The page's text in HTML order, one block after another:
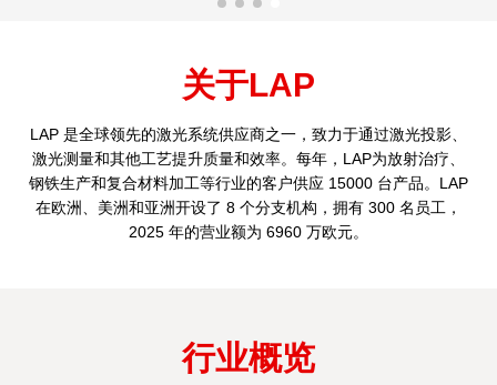
关于LAP
LAP 是全球领先的激光系统供应商之一，致力于通过激光投影、
激光测量和其他工艺提升质量和效率。每年，LAP为放射治疗、
钢铁生产和复合材料加工等行业的客户供应 15000 台产品。LAP
在欧洲、美洲和亚洲开设了 8 个分支机构，拥有 300 名员工，
2025 年的营业额为 6960 万欧元。
行业概览